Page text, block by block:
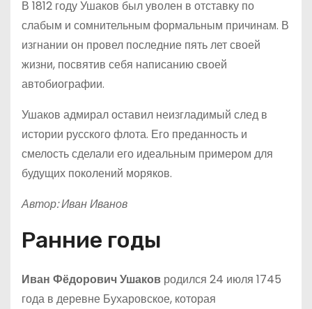
В 1812 году Ушаков был уволен в отставку по
слабым и сомнительным формальным причинам. В
изгнании он провел последние пять лет своей
жизни, посвятив себя написанию своей
автобиографии.
Ушаков адмирал оставил неизгладимый след в
истории русского флота. Его преданность и
смелость сделали его идеальным примером для
будущих поколений моряков.
Автор: Иван Иванов
Ранние годы
Иван Фёдорович Ушаков родился 24 июля 1745
года в деревне Бухаровское, которая